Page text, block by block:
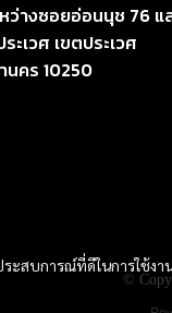
สบการณ์ที่ดีในการใช้งา
ว่างซอยอ่อนนุช 76 แ
ะเวศ เขตประเวศ
นคร 10250
©